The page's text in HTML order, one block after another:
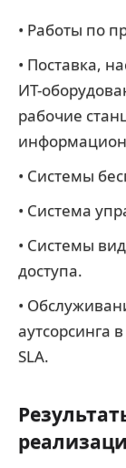
• Работы по
• Поставка,
ИТ-
рабочие
• Системы
• Система
• Системы
доступа.
•
аутсорсинга
SLA.